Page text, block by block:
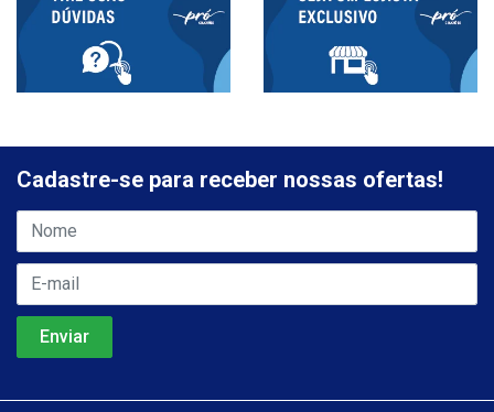
Cadastre-se para receber nossas ofertas!